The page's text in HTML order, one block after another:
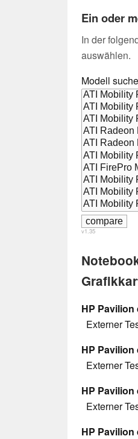
Ein oder
In der
auswählen.
Modell
v1.35
HP Pavilion
Externer
HP Pavilion
Externer
HP Pavilion
Externer
HP Pavilion